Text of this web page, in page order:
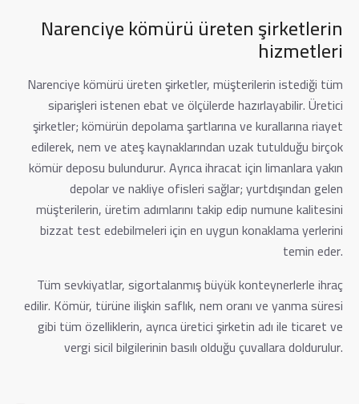
Narenciye kömürü üreten şirketlerin
hizmetleri
Narenciye kömürü üreten şirketler, müşterilerin istediği tüm
siparişleri istenen ebat ve ölçülerde hazırlayabilir. Üretici
şirketler; kömürün depolama şartlarına ve kurallarına riayet
edilerek, nem ve ateş kaynaklarından uzak tutulduğu birçok
kömür deposu bulundurur. Ayrıca ihracat için limanlara yakın
depolar ve nakliye ofisleri sağlar; yurtdışından gelen
müşterilerin, üretim adımlarını takip edip numune kalitesini
bizzat test edebilmeleri için en uygun konaklama yerlerini
temin eder.
Tüm sevkiyatlar, sigortalanmış büyük konteynerlerle ihraç
edilir. Kömür, türüne ilişkin saflık, nem oranı ve yanma süresi
gibi tüm özelliklerin, ayrıca üretici şirketin adı ile ticaret ve
vergi sicil bilgilerinin basılı olduğu çuvallara doldurulur.